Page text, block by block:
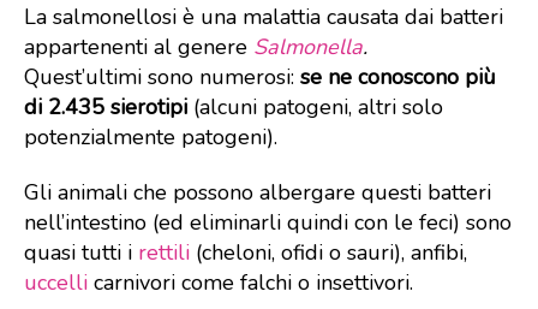
La salmonellosi è una malattia causata dai batteri
appartenenti al genere Salmonella.
Quest’ultimi sono numerosi: se ne conoscono più
di 2.435 sierotipi (alcuni patogeni, altri solo
potenzialmente patogeni).
Gli animali che possono albergare questi batteri
nell’intestino (ed eliminarli quindi con le feci) sono
quasi tutti i rettili (cheloni, ofidi o sauri), anfibi,
uccelli carnivori come falchi o insettivori.